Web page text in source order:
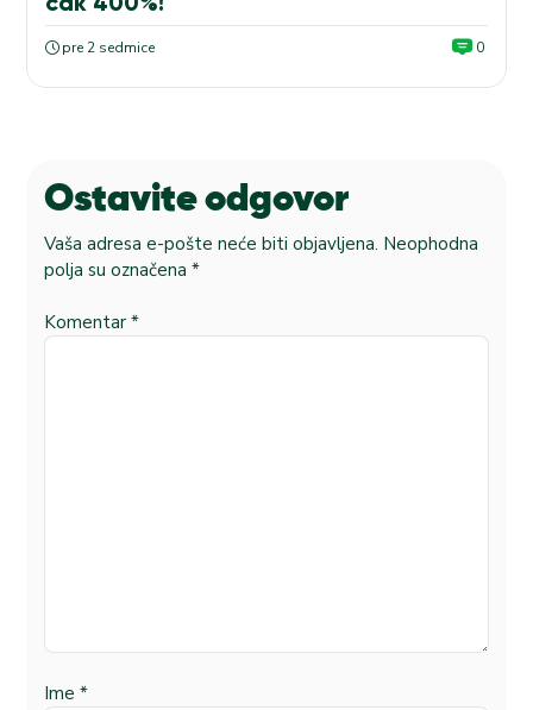
pre 2 sedmice 0
Ostavite odgovor
Vaša adresa e-pošte neće biti objavljena. Neophodna
polja su označena *
Komentar *
Ime *